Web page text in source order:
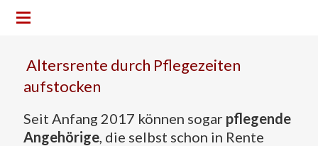
Altersrente durch Pflegezeiten
aufstocken
Seit Anfang 2017 können sogar pflegende
Angehörige, die selbst schon in Rente